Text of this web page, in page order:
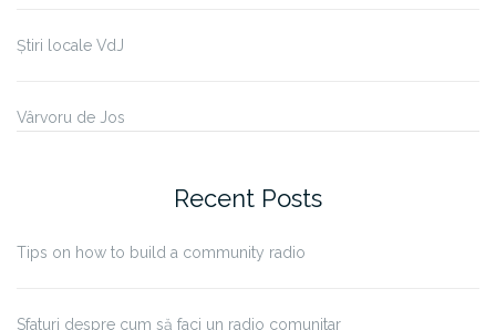
Știri locale VdJ
Vârvoru de Jos
Recent Posts
Tips on how to build a community radio
Sfaturi despre cum să faci un radio comunitar